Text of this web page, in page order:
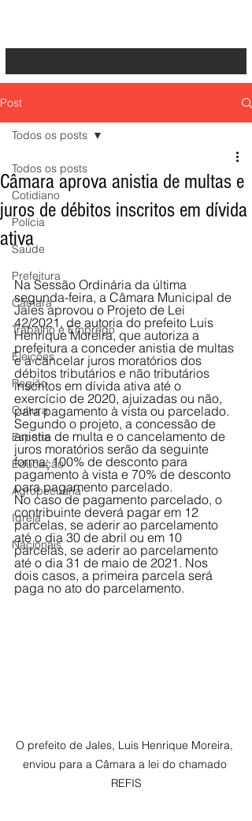
Post
Todos os posts
Cotidiano
Polícia
Saúde
Prefeitura
Câmara
Trabalho e Emprego
Eleições
Região
Cultura
Esporte
Educação
Agropecuária
Igreja
Nacionais
Todos os posts
Câmara aprova anistia de multas e
juros de débitos inscritos em dívida
ativa
Na Sessão Ordinária da última
segunda-feira, a Câmara Municipal de
Jales aprovou o Projeto de Lei
42/2021, de autoria do prefeito Luis
Henrique Moreira, que autoriza a
prefeitura a conceder anistia de multas
e a cancelar juros moratórios dos
débitos tributários e não tributários
inscritos em dívida ativa até o
exercício de 2020, ajuizadas ou não,
para pagamento à vista ou parcelado.
Segundo o projeto, a concessão de
anistia de multa e o cancelamento de
juros moratórios serão da seguinte
forma: 100% de desconto para
pagamento à vista e 70% de desconto
para pagamento parcelado.
No caso de pagamento parcelado, o
contribuinte deverá pagar em 12
parcelas, se aderir ao parcelamento
até o dia 30 de abril ou em 10
parcelas, se aderir ao parcelamento
até o dia 31 de maio de 2021. Nos
dois casos, a primeira parcela será
paga no ato do parcelamento.
O prefeito de Jales, Luis Henrique Moreira,
enviou para a Câmara a lei do chamado
REFIS